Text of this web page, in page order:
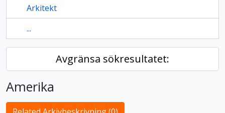
Arkitekt
...
Avgränsa sökresultatet:
Amerika